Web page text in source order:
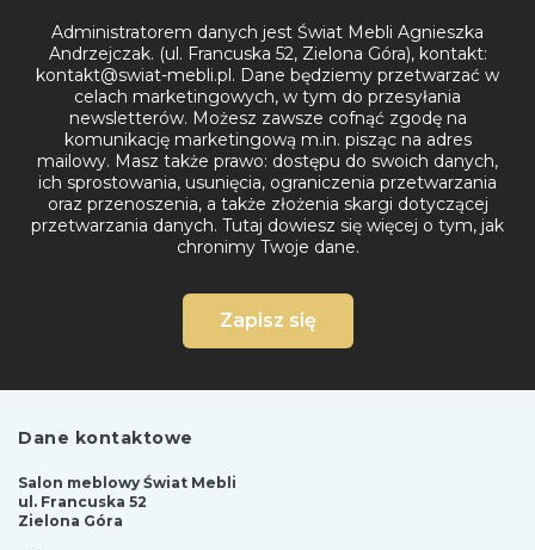
Administratorem danych jest Świat Mebli Agnieszka
Andrzejczak. (ul. Francuska 52, Zielona Góra), kontakt:
kontakt@swiat-mebli.pl. Dane będziemy przetwarzać w
celach marketingowych, w tym do przesyłania
newsletterów. Możesz zawsze cofnąć zgodę na
komunikację marketingową m.in. pisząc na adres
mailowy. Masz także prawo: dostępu do swoich danych,
ich sprostowania, usunięcia, ograniczenia przetwarzania
oraz przenoszenia, a także złożenia skargi dotyczącej
przetwarzania danych. Tutaj dowiesz się więcej o tym, jak
chronimy Twoje dane.
Zapisz się
Dane kontaktowe
Salon meblowy Świat Mebli
ul. Francuska 52
Zielona Góra